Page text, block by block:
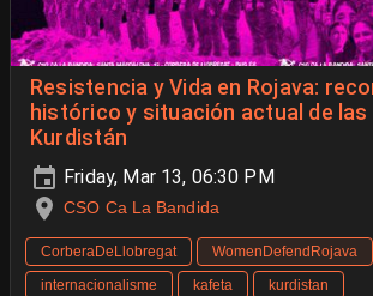
Resistencia y Vida en Rojava:
histórico y situación actual de las
Kurdistán
Friday, Mar 13, 06:30 PM
CSO Ca La Bandida
CorberaDeLlobregat WomenDefendRojava
internacionalisme
kafeta kurdistan